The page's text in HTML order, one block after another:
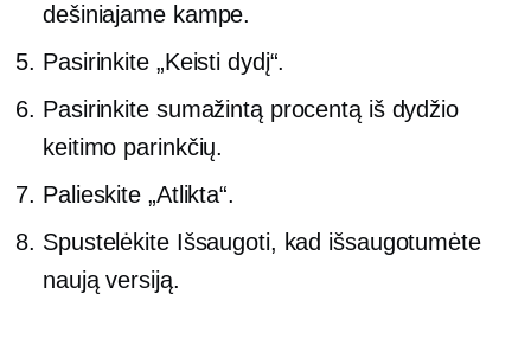
dešiniajame kampe.
Pasirinkite „Keisti dydį“.
Pasirinkite sumažintą procentą iš dydžio
keitimo parinkčių.
Palieskite „Atlikta“.
Spustelėkite Išsaugoti, kad išsaugotumėte
naują versiją.